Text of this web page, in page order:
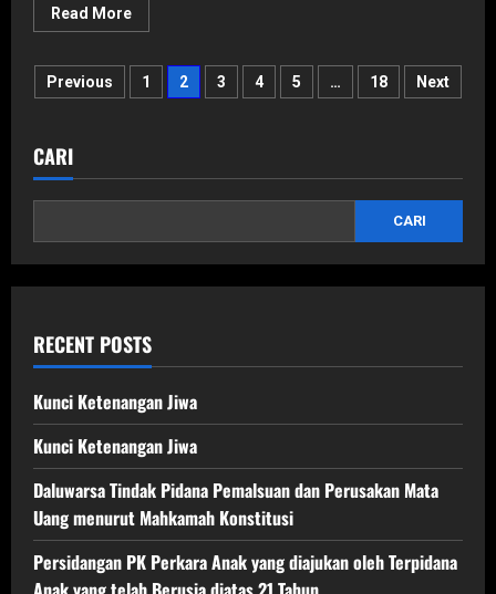
Read MoreRead
more
terhadap
putusan
Paginasi
Previous 1 2 3 4 5 … 18 Next
CARI
CARI
RECENT POSTS
Kunci Ketenangan Jiwa
Kunci Ketenangan Jiwa
Daluwarsa Tindak Pidana Pemalsuan dan Perusakan Mata
Uang menurut Mahkamah Konstitusi
Persidangan PK Perkara Anak yang diajukan oleh Terpidana